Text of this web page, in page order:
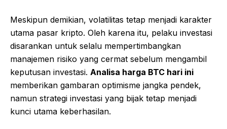
Meskipun demikian, volatilitas tetap menjadi karakter
utama pasar kripto. Oleh karena itu, pelaku investasi
disarankan untuk selalu mempertimbangkan
manajemen risiko yang cermat sebelum mengambil
keputusan investasi. Analisa harga BTC hari ini
memberikan gambaran optimisme jangka pendek,
namun strategi investasi yang bijak tetap menjadi
kunci utama keberhasilan.